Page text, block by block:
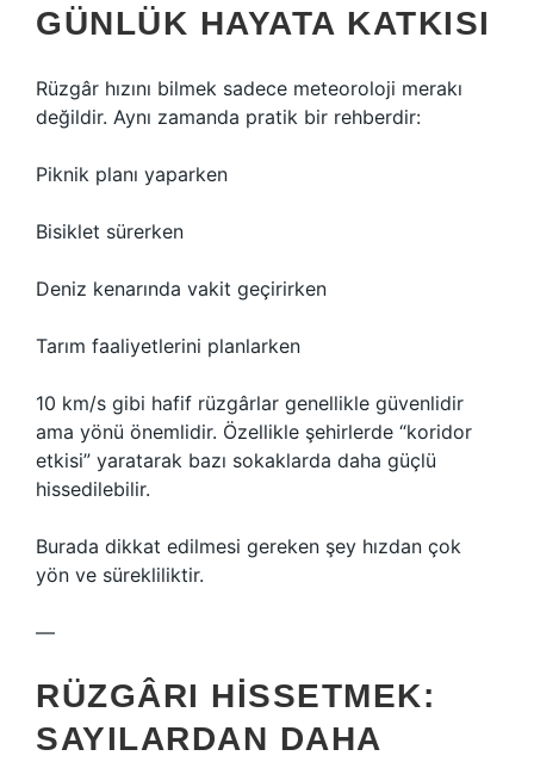
GÜNLÜK HAYATA KATKISI
Rüzgâr hızını bilmek sadece meteoroloji merakı
değildir. Aynı zamanda pratik bir rehberdir:
Piknik planı yaparken
Bisiklet sürerken
Deniz kenarında vakit geçirirken
Tarım faaliyetlerini planlarken
10 km/s gibi hafif rüzgârlar genellikle güvenlidir
ama yönü önemlidir. Özellikle şehirlerde “koridor
etkisi” yaratarak bazı sokaklarda daha güçlü
hissedilebilir.
Burada dikkat edilmesi gereken şey hızdan çok
yön ve sürekliliktir.
—
RÜZGÂRI HISSETMEK:
SAYILARDAN DAHA